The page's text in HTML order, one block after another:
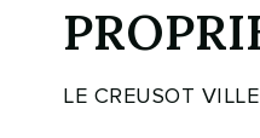
LE CREUSOT VILLE